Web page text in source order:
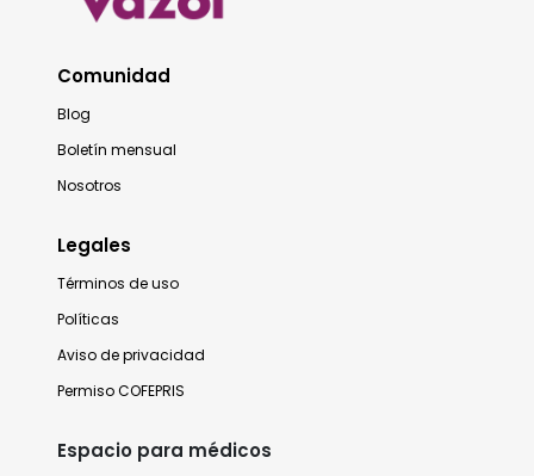
Comunidad
Blog
Boletín mensual
Nosotros
Legales
Términos de uso
Políticas
Aviso de privacidad
Permiso COFEPRIS
Espacio para médicos